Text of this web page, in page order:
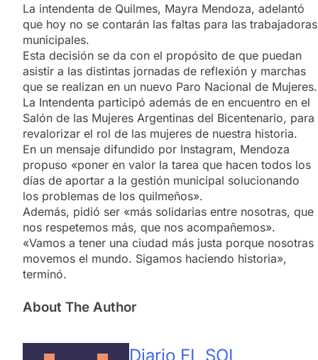
La intendenta de Quilmes, Mayra Mendoza, adelantó
que hoy no se contarán las faltas para las trabajadoras
municipales.
Esta decisión se da con el propósito de que puedan
asistir a las distintas jornadas de reflexión y marchas
que se realizan en un nuevo Paro Nacional de Mujeres.
La Intendenta participó además de en encuentro en el
Salón de las Mujeres Argentinas del Bicentenario, para
revalorizar el rol de las mujeres de nuestra historia.
En un mensaje difundido por Instagram, Mendoza
propuso «poner en valor la tarea que hacen todos los
días de aportar a la gestión municipal solucionando
los problemas de los quilmeños».
Además, pidió ser «más solidarias entre nosotras, que
nos respetemos más, que nos acompañemos».
«Vamos a tener una ciudad más justa porque nosotras
movemos el mundo. Sigamos haciendo historia»,
terminó.
About The Author
Diario EL SOL